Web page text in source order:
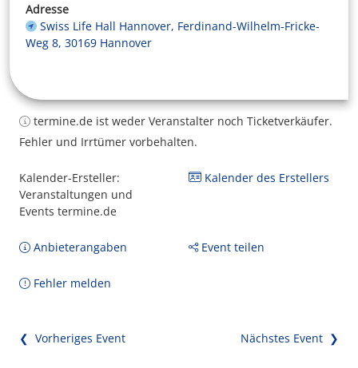
Adresse
Swiss Life Hall Hannover, Ferdinand-Wilhelm-Fricke-
Weg 8, 30169 Hannover
termine.de ist weder Veranstalter noch Ticketverkäufer.
Fehler und Irrtümer vorbehalten.
Kalender-Ersteller:
Veranstaltungen und
Events termine.de
Kalender des Erstellers
Anbieterangaben Event teilen
Fehler melden
❮ Vorheriges Event Nächstes Event ❯